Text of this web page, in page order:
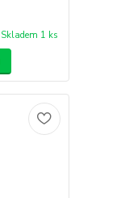
Skladem 1 ks